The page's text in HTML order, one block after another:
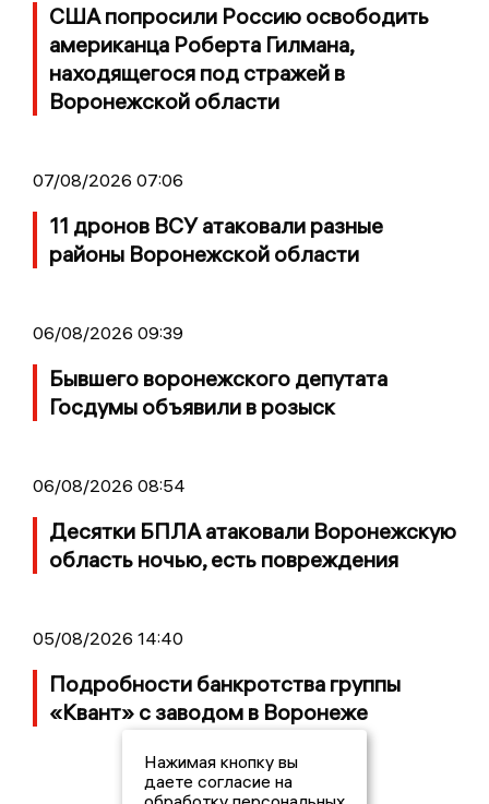
США попросили Россию освободить
американца Роберта Гилмана,
находящегося под стражей в
Воронежской области
07/08/2026 07:06
11 дронов ВСУ атаковали разные
районы Воронежской области
06/08/2026 09:39
Бывшего воронежского депутата
Госдумы объявили в розыск
06/08/2026 08:54
Десятки БПЛА атаковали Воронежскую
область ночью, есть повреждения
05/08/2026 14:40
Подробности банкротства группы
«Квант» с заводом в Воронеже
Нажимая кнопку вы
даете согласие на